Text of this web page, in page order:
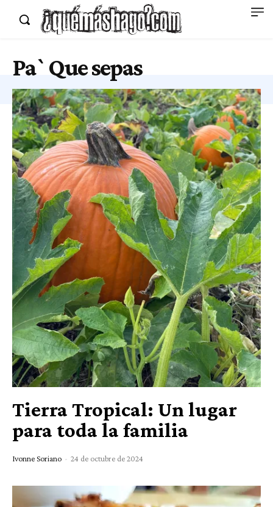
Pa`Que sepas
Tierra Tropical: Un lugar
para toda la familia
Ivonne Soriano - 24 de octubre de 2024